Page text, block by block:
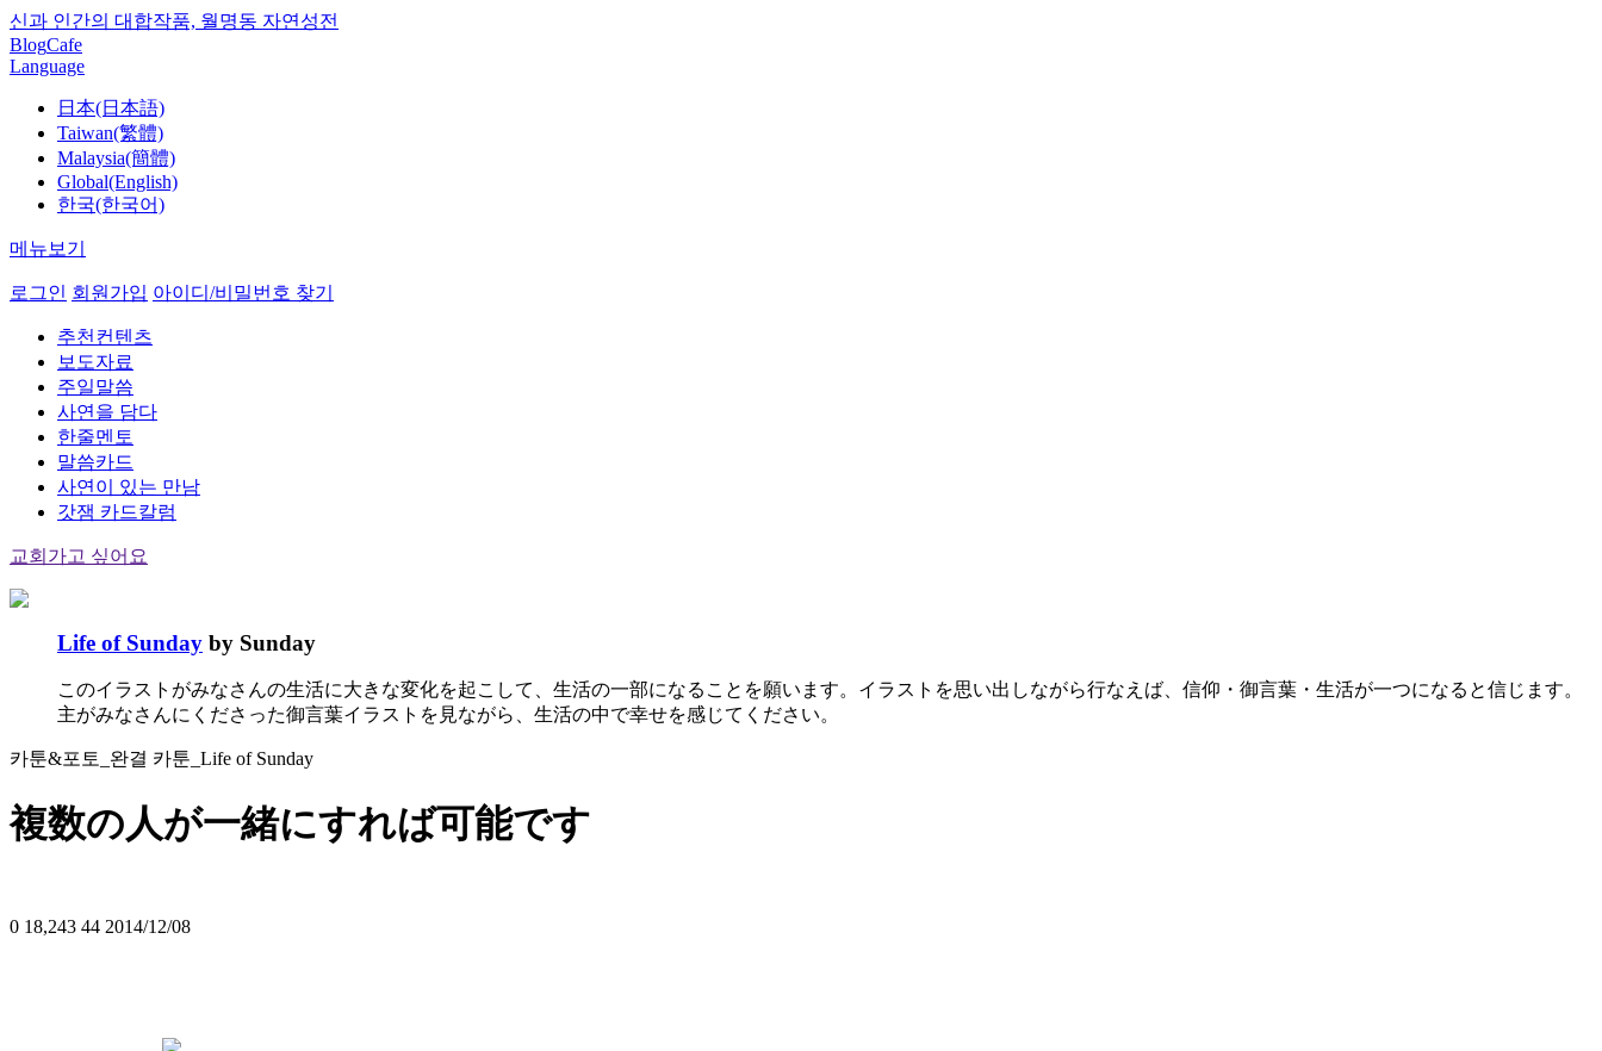
신과 인간의 대합작품, 월명동 자연성전
BlogCafe
Language
日本(日本語)
Taiwan(繁體)
Malaysia(簡體)
Global(English)
한국(한국어)
메뉴보기
로그인 회원가입 아이디/비밀번호 찾기
추천컨텐츠
보도자료
주일말씀
사연을 담다
한줄멘토
말씀카드
사연이 있는 만남
갓잼 카드칼럼
교회가고 싶어요
Life of Sunday by Sunday
このイラストがみなさんの生活に大きな変化を起こして、生活の一部になることを願います。イラストを思い出しながら行なえば、信仰・御言葉・生活が一つになると信じます。
主がみなさんにくださった御言葉イラストを見ながら、生活の中で幸せを感じてください。
카툰&포토_완결 카툰_Life of Sunday
複数の人が一緒にすれば可能です
0 18,243 44 2014/12/08